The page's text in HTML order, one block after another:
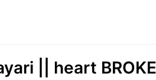
|| heart